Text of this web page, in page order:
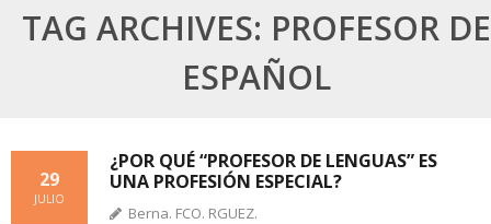
TAG ARCHIVES: PROFESOR DE
ESPAÑOL
¿POR QUÉ “PROFESOR DE LENGUAS” ES
UNA PROFESIÓN ESPECIAL?
29
JULIO
Berna. FCO. RGUEZ.